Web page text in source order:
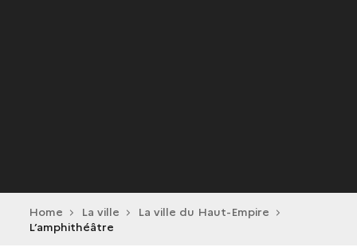
Home La ville
La ville du Haut-Empire
L’amphithéâtre